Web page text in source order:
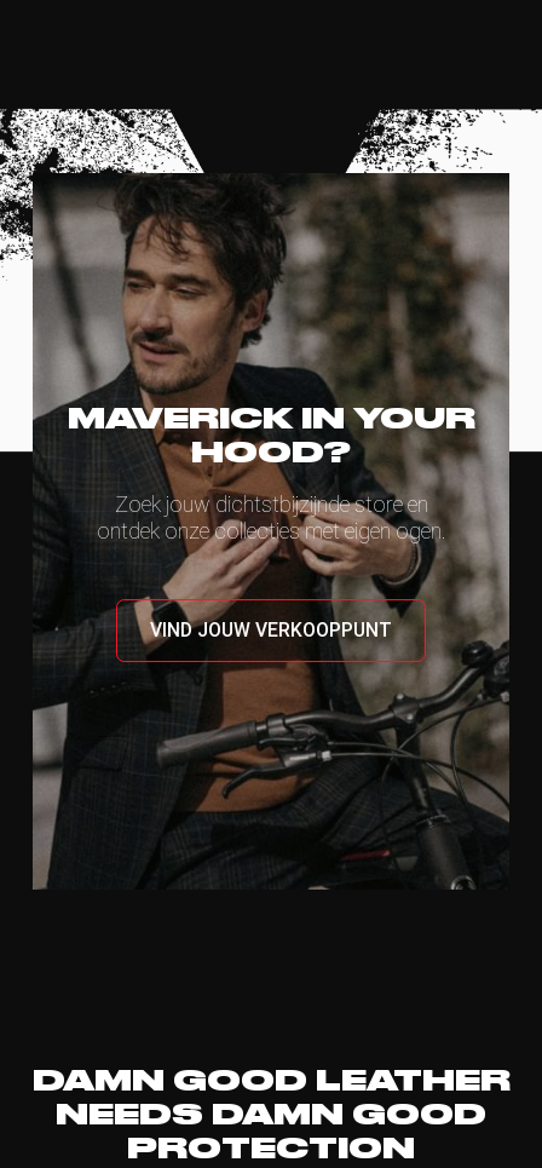
MAVERICK IN YOUR
HOOD?
Zoek jouw dichtstbijzijnde store en
ontdek onze collecties met eigen ogen.
VIND JOUW VERKOOPPUNT
DAMN GOOD LEATHER
NEEDS DAMN GOOD
PROTECTION